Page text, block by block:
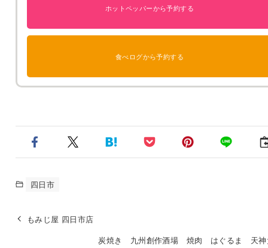
ホットペッパーから予約する
食べログから予約する
四日市
もみじ屋 四日市店
炭焼き 九州創作酒場 焼肉 はぐるま 天神